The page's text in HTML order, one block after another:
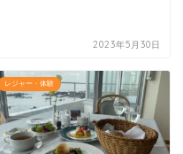
2023年5月30日
レジャー・体験